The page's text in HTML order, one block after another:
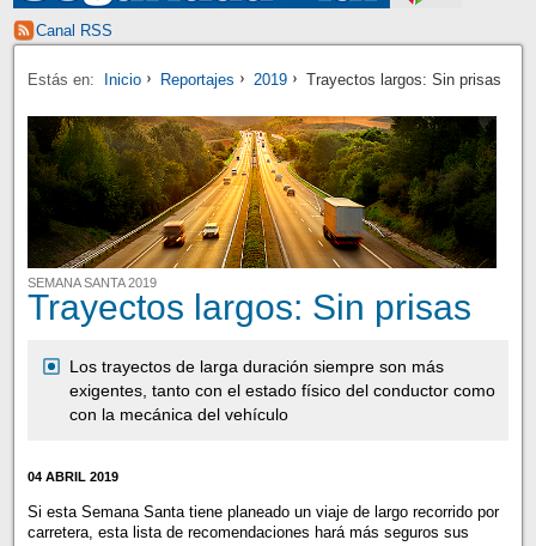
Canal RSS
Estás en: Inicio Reportajes 2019 Trayectos largos: Sin prisas
SEMANA SANTA 2019
Trayectos largos: Sin prisas
Los trayectos de larga duración siempre son más
exigentes, tanto con el estado físico del conductor como
con la mecánica del vehículo
04 ABRIL 2019
Si esta Semana Santa tiene planeado un viaje de largo recorrido por
carretera, esta lista de recomendaciones hará más seguros sus